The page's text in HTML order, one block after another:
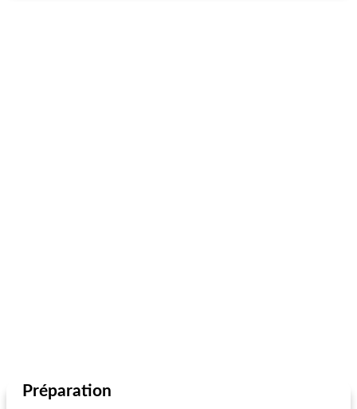
Préparation